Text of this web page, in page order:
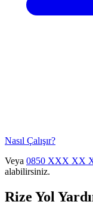
Nasıl Çalışır?
Veya 0850 XXX XX
alabilirsiniz.
Rize Yol